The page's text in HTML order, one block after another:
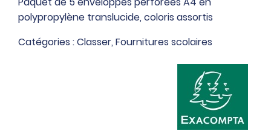
de
5
enveloppes
polypropylène translucide, coloris assortis
Catégories :Classer, Fournitures scolaires